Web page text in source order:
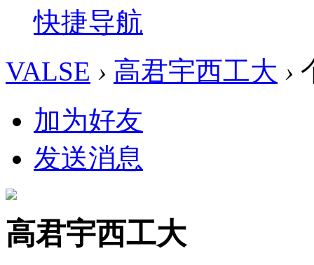
快捷导航
VALSE › 高君宇西工大 ›
加为好友
发送消息
高君宇西工大